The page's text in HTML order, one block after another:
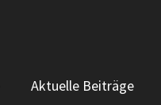
Aktuelle Beiträge